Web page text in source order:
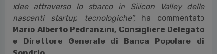
idee attraverso lo sbarco in Silicon Valley delle
nascenti startup tecnologiche”, ha commentato
Mario Alberto Pedranzini, Consigliere Delegato
e Direttore Generale di Banca Popolare di